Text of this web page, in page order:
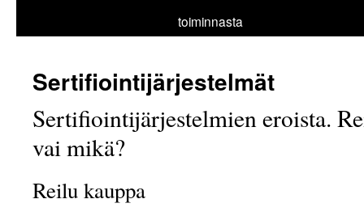
toiminnasta
Sertifiointijärjestelmät
Sertifiointijärjestelmien eroista.
vai mikä?
Reilu kauppa